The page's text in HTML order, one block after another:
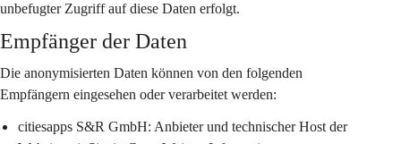
unbefugter Zugriff auf diese Daten erfolgt.
Empfänger der Daten
Die anonymisierten Daten können von den folgenden
Empfängern eingesehen oder verarbeitet werden:
citiesapps S&R GmbH: Anbieter und technischer Host der